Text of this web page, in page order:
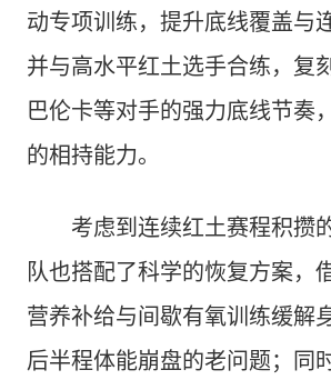
动专项训练，提升底线覆盖与
并与高水平红土选手合练，复
巴伦卡等对手的强力底线节奏
的相持能力。
考虑到连续红土赛程积攒
队也搭配了科学的恢复方案，
营养补给与间歇有氧训练缓解
后半程体能崩盘的老问题；同